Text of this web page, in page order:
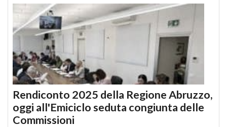
Rendiconto 2025 della Regione Abruzzo,
oggi all'Emiciclo seduta congiunta delle
Commissioni